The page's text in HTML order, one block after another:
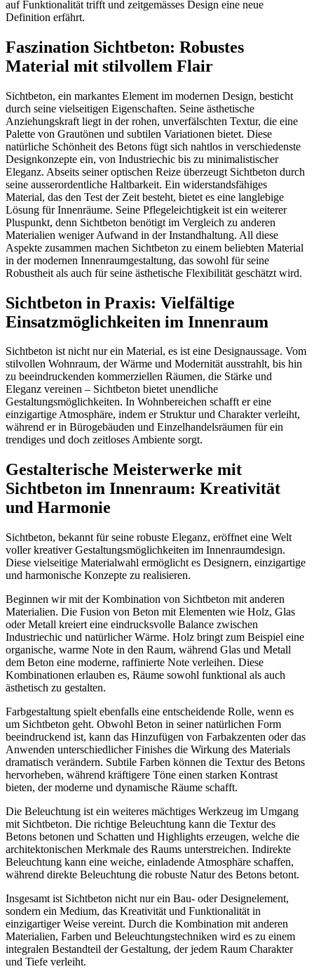
auf Funktionalität trifft und zeitgemässes Design eine neue
Definition erfährt.
Faszination Sichtbeton: Robustes
Material mit stilvollem Flair
Sichtbeton, ein markantes Element im modernen Design, besticht
durch seine vielseitigen Eigenschaften. Seine ästhetische
Anziehungskraft liegt in der rohen, unverfälschten Textur, die eine
Palette von Grautönen und subtilen Variationen bietet. Diese
natürliche Schönheit des Betons fügt sich nahtlos in verschiedenste
Designkonzepte ein, von Industriechic bis zu minimalistischer
Eleganz. Abseits seiner optischen Reize überzeugt Sichtbeton durch
seine ausserordentliche Haltbarkeit. Ein widerstandsfähiges
Material, das den Test der Zeit besteht, bietet es eine langlebige
Lösung für Innenräume. Seine Pflegeleichtigkeit ist ein weiterer
Pluspunkt, denn Sichtbeton benötigt im Vergleich zu anderen
Materialien weniger Aufwand in der Instandhaltung. All diese
Aspekte zusammen machen Sichtbeton zu einem beliebten Material
in der modernen Innenraumgestaltung, das sowohl für seine
Robustheit als auch für seine ästhetische Flexibilität geschätzt wird.
Sichtbeton in Praxis: Vielfältige
Einsatzmöglichkeiten im Innenraum
Sichtbeton ist nicht nur ein Material, es ist eine Designaussage. Vom
stilvollen Wohnraum, der Wärme und Modernität ausstrahlt, bis hin
zu beeindruckenden kommerziellen Räumen, die Stärke und
Eleganz vereinen – Sichtbeton bietet unendliche
Gestaltungsmöglichkeiten. In Wohnbereichen schafft er eine
einzigartige Atmosphäre, indem er Struktur und Charakter verleiht,
während er in Bürogebäuden und Einzelhandelsräumen für ein
trendiges und doch zeitloses Ambiente sorgt.
Gestalterische Meisterwerke mit
Sichtbeton im Innenraum: Kreativität
und Harmonie
Sichtbeton, bekannt für seine robuste Eleganz, eröffnet eine Welt
voller kreativer Gestaltungsmöglichkeiten im Innenraumdesign.
Diese vielseitige Materialwahl ermöglicht es Designern, einzigartige
und harmonische Konzepte zu realisieren.
Beginnen wir mit der Kombination von Sichtbeton mit anderen
Materialien. Die Fusion von Beton mit Elementen wie Holz, Glas
oder Metall kreiert eine eindrucksvolle Balance zwischen
Industriechic und natürlicher Wärme. Holz bringt zum Beispiel eine
organische, warme Note in den Raum, während Glas und Metall
dem Beton eine moderne, raffinierte Note verleihen. Diese
Kombinationen erlauben es, Räume sowohl funktional als auch
ästhetisch zu gestalten.
Farbgestaltung spielt ebenfalls eine entscheidende Rolle, wenn es
um Sichtbeton geht. Obwohl Beton in seiner natürlichen Form
beeindruckend ist, kann das Hinzufügen von Farbakzenten oder das
Anwenden unterschiedlicher Finishes die Wirkung des Materials
dramatisch verändern. Subtile Farben können die Textur des Betons
hervorheben, während kräftigere Töne einen starken Kontrast
bieten, der moderne und dynamische Räume schafft.
Die Beleuchtung ist ein weiteres mächtiges Werkzeug im Umgang
mit Sichtbeton. Die richtige Beleuchtung kann die Textur des
Betons betonen und Schatten und Highlights erzeugen, welche die
architektonischen Merkmale des Raums unterstreichen. Indirekte
Beleuchtung kann eine weiche, einladende Atmosphäre schaffen,
während direkte Beleuchtung die robuste Natur des Betons betont.
Insgesamt ist Sichtbeton nicht nur ein Bau- oder Designelement,
sondern ein Medium, das Kreativität und Funktionalität in
einzigartiger Weise vereint. Durch die Kombination mit anderen
Materialien, Farben und Beleuchtungstechniken wird es zu einem
integralen Bestandteil der Gestaltung, der jedem Raum Charakter
und Tiefe verleiht.